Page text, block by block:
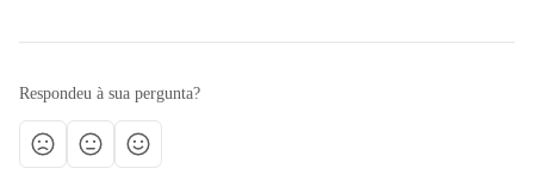
Respondeu à sua pergunta?